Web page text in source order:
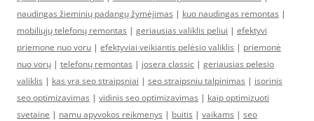
naudingas žieminių padangų žymėjimas | kuo naudingas remontas |
mobiliųjų telefonų remontas | geriausias valiklis peliui | efektyvi
priemone nuo voru | efektyviai veikiantis pelėsio valiklis | priemonė
nuo vorų | telefonų remontas | josera classic | geriausias pelesio
valiklis | kas yra seo straipsniai | seo straipsniu talpinimas | isorinis
seo optimizavimas | vidinis seo optimizavimas | kaip optimizuoti
svetaine | namu apyvokos reikmenys | buitis | vaikams | seo